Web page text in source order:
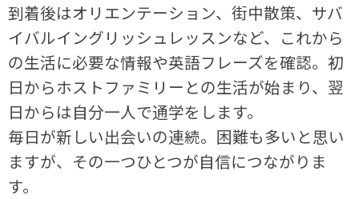
到着後はオリエンテーション、街中散策、サバ
イバルイングリッシュレッスンなど、これから
の生活に必要な情報や英語フレーズを確認。初
日からホストファミリーとの生活が始まり、翌
日からは自分一人で通学をします。
毎日が新しい出会いの連続。困難も多いと思い
ますが、その一つひとつが自信につながりま
す。